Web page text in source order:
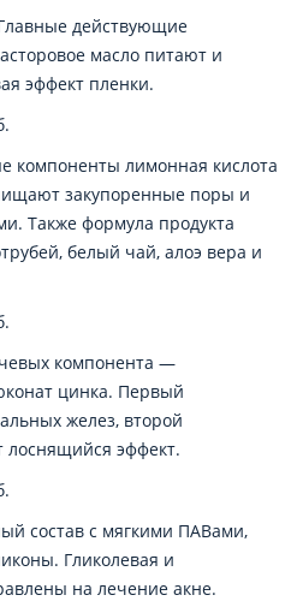
действующие
масло питают и
эффект пленки.
компоненты лимонная кислота
закупоренные поры и
Также формула продукта
белый чай, алоэ вера и
компонента —
цинка. Первый
желез, второй
лоснящийся эффект.
состав с мягкими ПАВами,
Гликолевая и
на лечение акне.